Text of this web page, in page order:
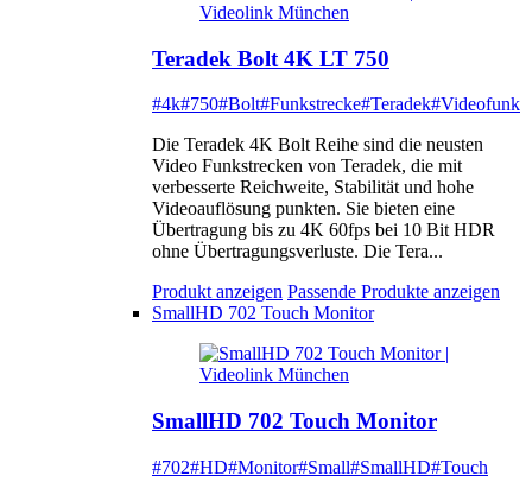
Teradek Bolt 4K LT 750
#4k#750#Bolt#Funkstrecke#Teradek#Videofunk
Die Teradek 4K Bolt Reihe sind die neusten
Video Funkstrecken von Teradek, die mit
verbesserte Reichweite, Stabilität und hohe
Videoauflösung punkten. Sie bieten eine
Übertragung bis zu 4K 60fps bei 10 Bit HDR
ohne Übertragungsverluste. Die Tera...
Produkt anzeigen Passende Produkte anzeigen
SmallHD 702 Touch Monitor
SmallHD 702 Touch Monitor
#702#HD#Monitor#Small#SmallHD#Touch